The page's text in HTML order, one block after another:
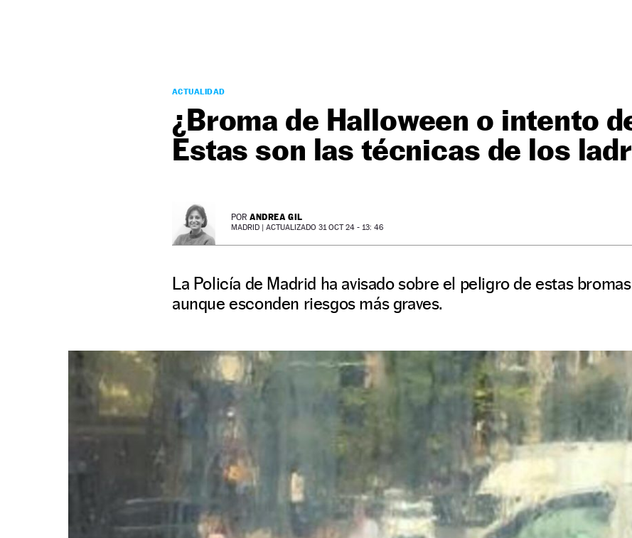
ACTUALIDAD
¿Broma de Halloween o intento
Estas son las técnicas de los
POR ANDREA GIL
MADRID | ACTUALIZADO 31 OCT 24 - 13: 46
La Policía de Madrid ha avisado sobre el peligro de estas
aunque esconden riesgos más graves.